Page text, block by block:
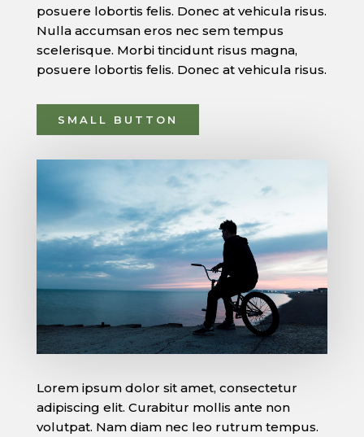
posuere lobortis felis. Donec at vehicula risus.
Nulla accumsan eros nec sem tempus
scelerisque. Morbi tincidunt risus magna,
posuere lobortis felis. Donec at vehicula risus.
SMALL BUTTON
Lorem ipsum dolor sit amet, consectetur
adipiscing elit. Curabitur mollis ante non
volutpat. Nam diam nec leo rutrum tempus.